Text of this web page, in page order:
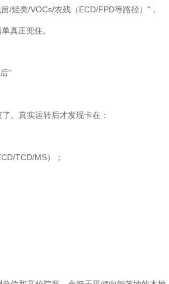
/烃类/VOCs/农残（ECD/FPD等路径）"，
真正兜住。
"
。真实运转后才发现卡在：
TCD/MS）；